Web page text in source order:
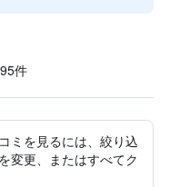
件
ミを見るには、絞り込
変更、またはすべてク